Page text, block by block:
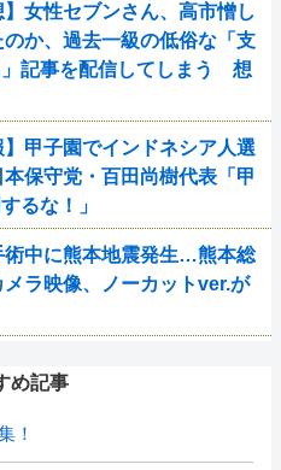
】女性セブンさん、高市憎し
か、過去一級の低俗な「支
記事を配信してしまう 想
】甲子園でインドネシア人選
保守党・百田尚樹代表「甲
るな！」
術中に熊本地震発生…熊本総
ラ映像、ノーカットver.が
め記事
！